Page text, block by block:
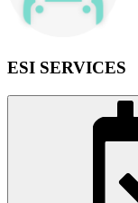
ESI SERVICES